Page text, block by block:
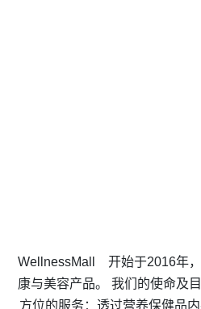
WellnessMall 开始于2016年
康与美容产品。 我们的使命及
方位的服务：透过营养保健品